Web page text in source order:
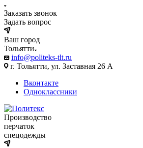
Заказать звонок
Задать вопрос
Ваш город
Тольятти
info@politeks-tlt.ru
г. Тольятти, ул. Заставная 26 А
Вконтакте
Одноклассники
Производство
перчаток
спецодежды